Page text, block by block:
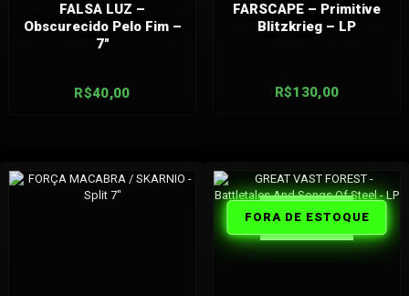
FALSA LUZ –
Obscurecido Pelo Fim –
7″
R$40,00
FARSCAPE – Primitive
Blitzkrieg – LP
R$130,00
ESTOQUE
FORA DE ESTOQUE